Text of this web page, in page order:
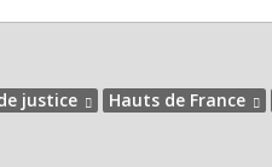
justice Hauts de France